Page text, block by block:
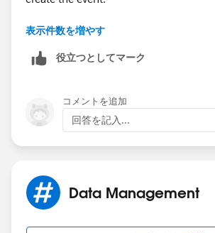
Then I can continue to create the
doesn't ask for this and I get different
Thanks,
表示件数を増やす
役立つとしてマーク
コメントを追加
回答を記入...
Data Management